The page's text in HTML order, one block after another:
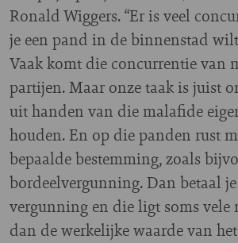
Ronald Wiggers. “Er is veel
je een pand in de binnenstad
Vaak komt die concurrentie van
partijen. Maar onze taak is juist
uit handen van die malafide
houden. En op die panden rust
bepaalde bestemming, zoals
bordeelvergunning. Dan betaal
vergunning en die ligt soms vele
dan de werkelijke waarde van